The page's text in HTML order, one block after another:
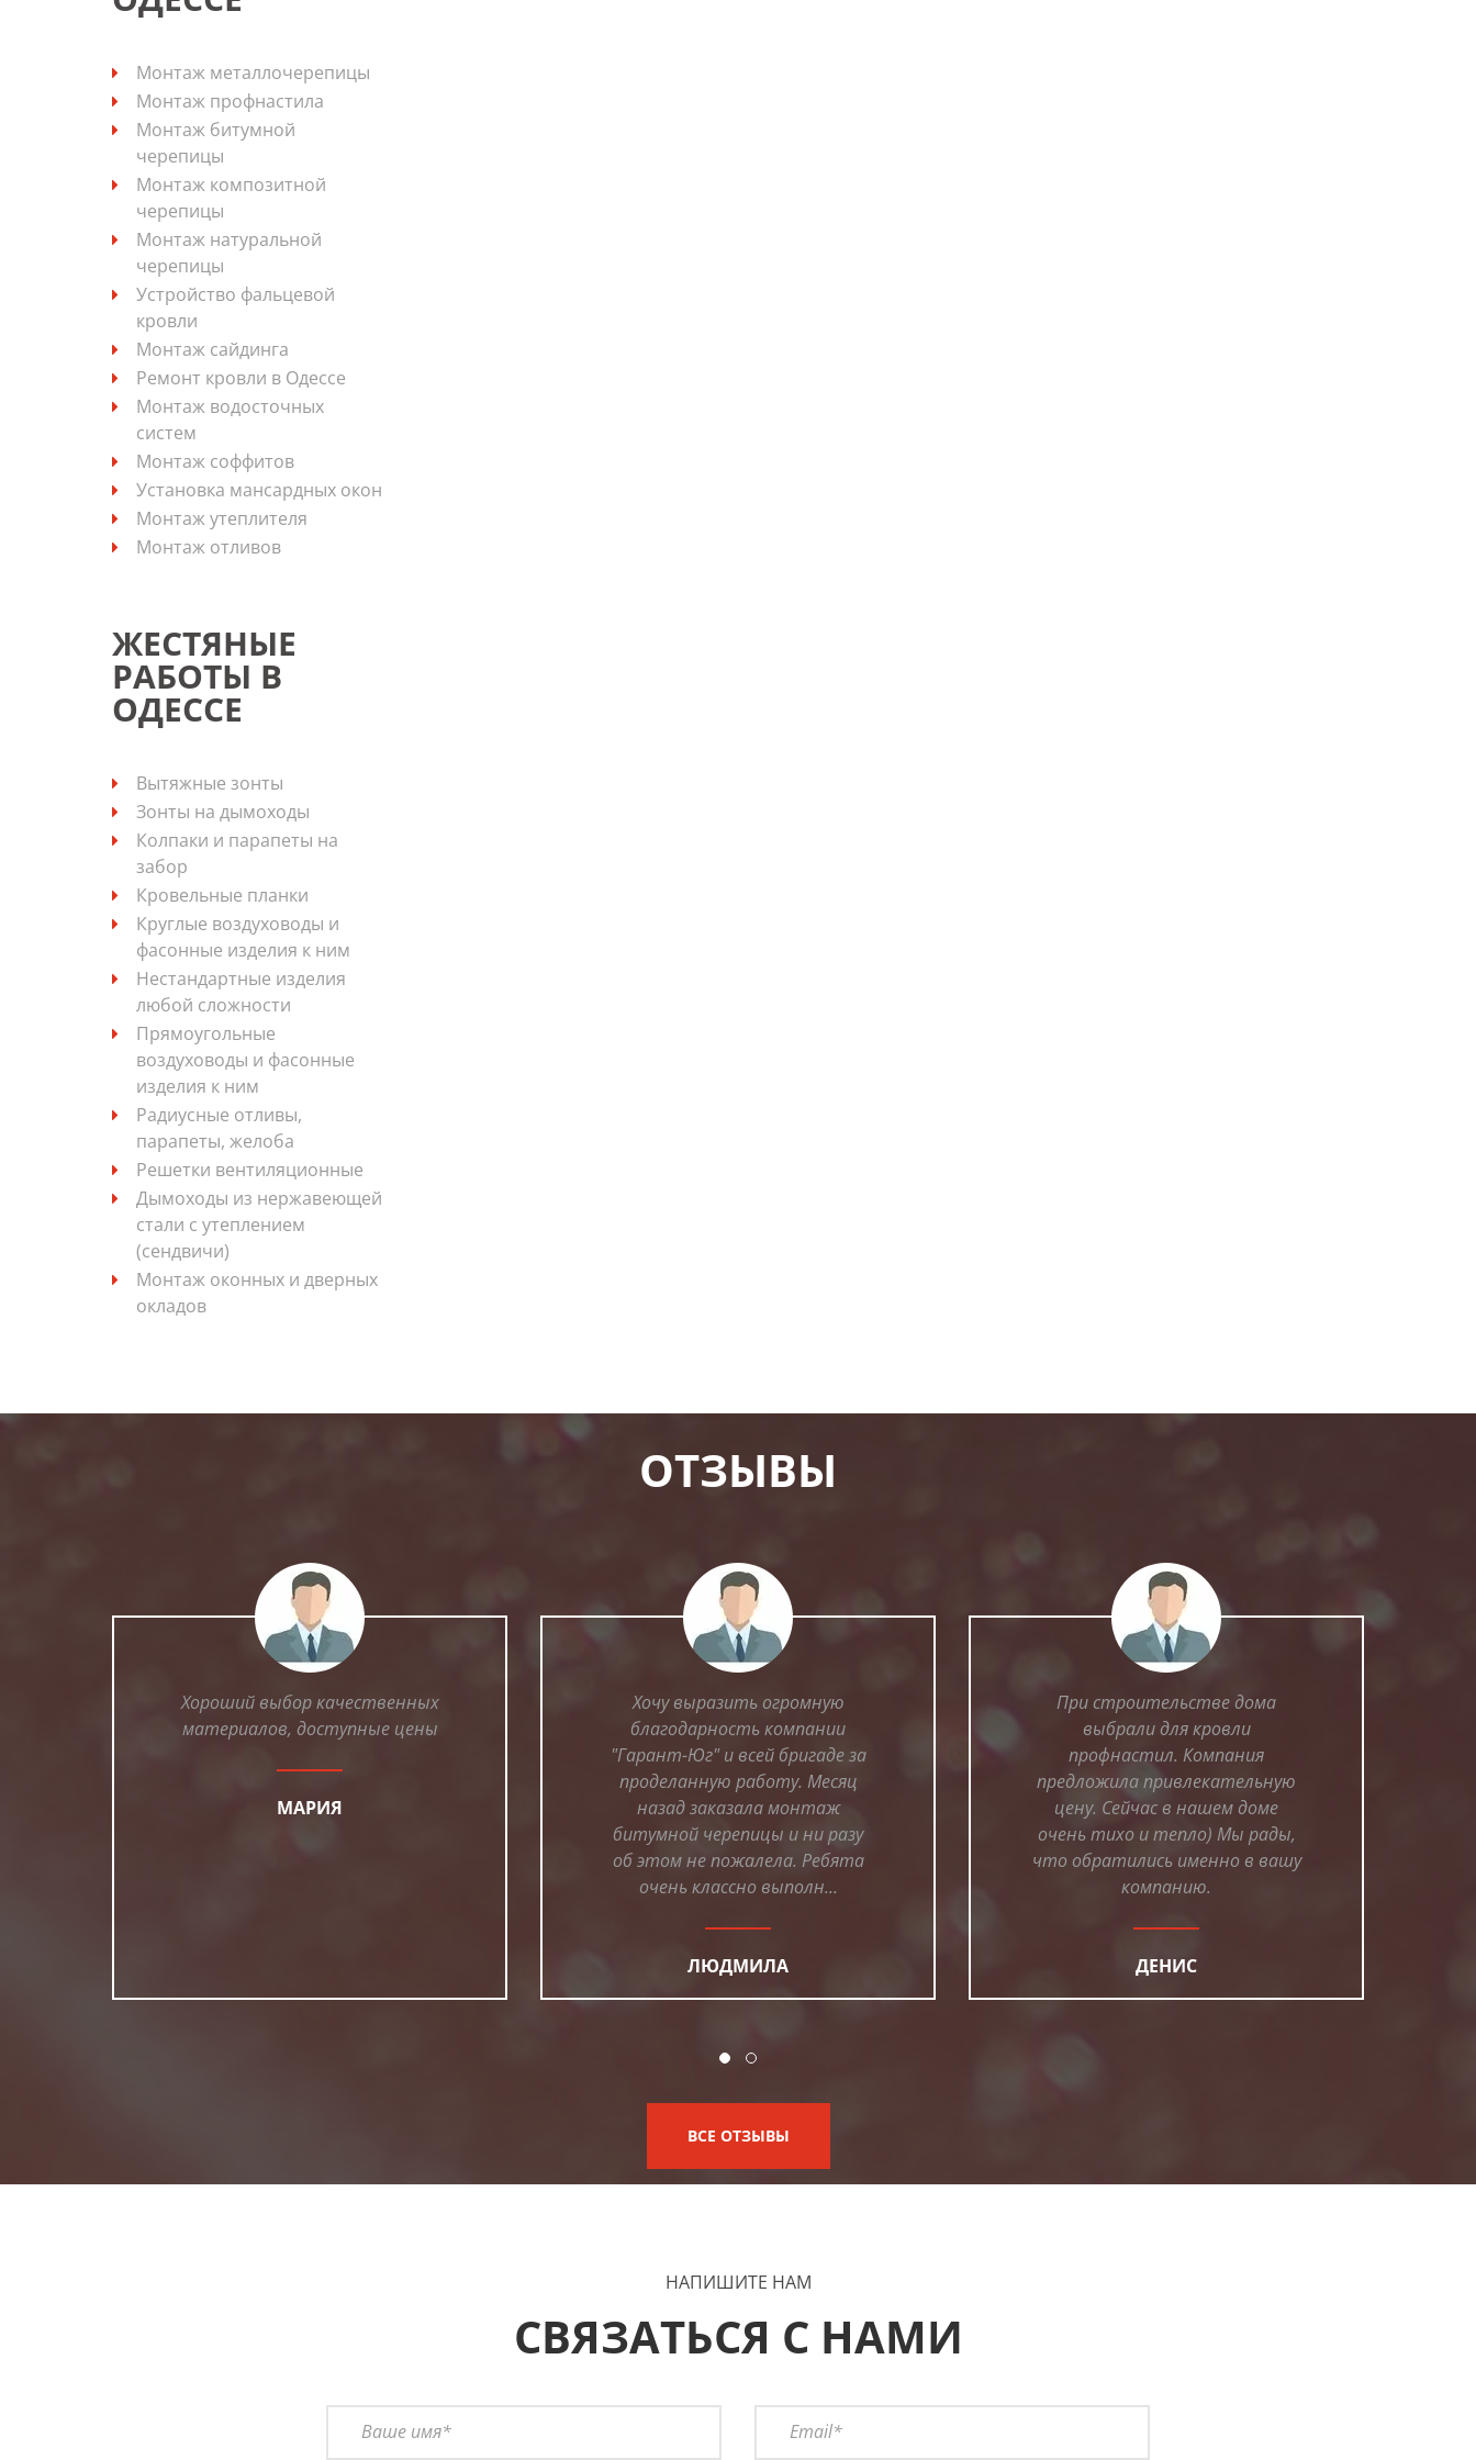
Монтаж металлочерепицы
Монтаж профнастила
Монтаж битумной
черепицы
Монтаж композитной
черепицы
Монтаж натуральной
черепицы
Устройство фальцевой
кровли
Монтаж сайдинга
Ремонт кровли в Одессе
Монтаж водосточных
систем
Монтаж соффитов
Установка мансардных окон
Монтаж утеплителя
Монтаж отливов
ЖЕСТЯНЫЕ
РАБОТЫ В
ОДЕССЕ
Вытяжные зонты
Зонты на дымоходы
Колпаки и парапеты на
забор
Кровельные планки
Круглые воздуховоды и
фасонные изделия к ним
Нестандартные изделия
любой сложности
Прямоугольные
воздуховоды и фасонные
изделия к ним
Радиусные отливы,
парапеты, желоба
Решетки вентиляционные
Дымоходы из нержавеющей
стали с утеплением
(сендвичи)
Монтаж оконных и дверных
окладов
ОТЗЫВЫ
Хороший выбор качественных
материалов, доступные цены
МАРИЯ
Хочу выразить огромную
благодарность компании
"Гарант-Юг" и всей бригаде за
проделанную работу. Месяц
назад заказала монтаж
битумной черепицы и ни разу
об этом не пожалела. Ребята
очень классно выполн...
ЛЮДМИЛА
При строительстве дома
выбрали для кровли
профнастил. Компания
предложила привлекательную
цену. Сейчас в нашем доме
очень тихо и тепло) Мы рады,
что обратились именно в вашу
компанию.
ДЕНИС
ВСЕ ОТЗЫВЫ
НАПИШИТЕ НАМ
СВЯЗАТЬСЯ С НАМИ